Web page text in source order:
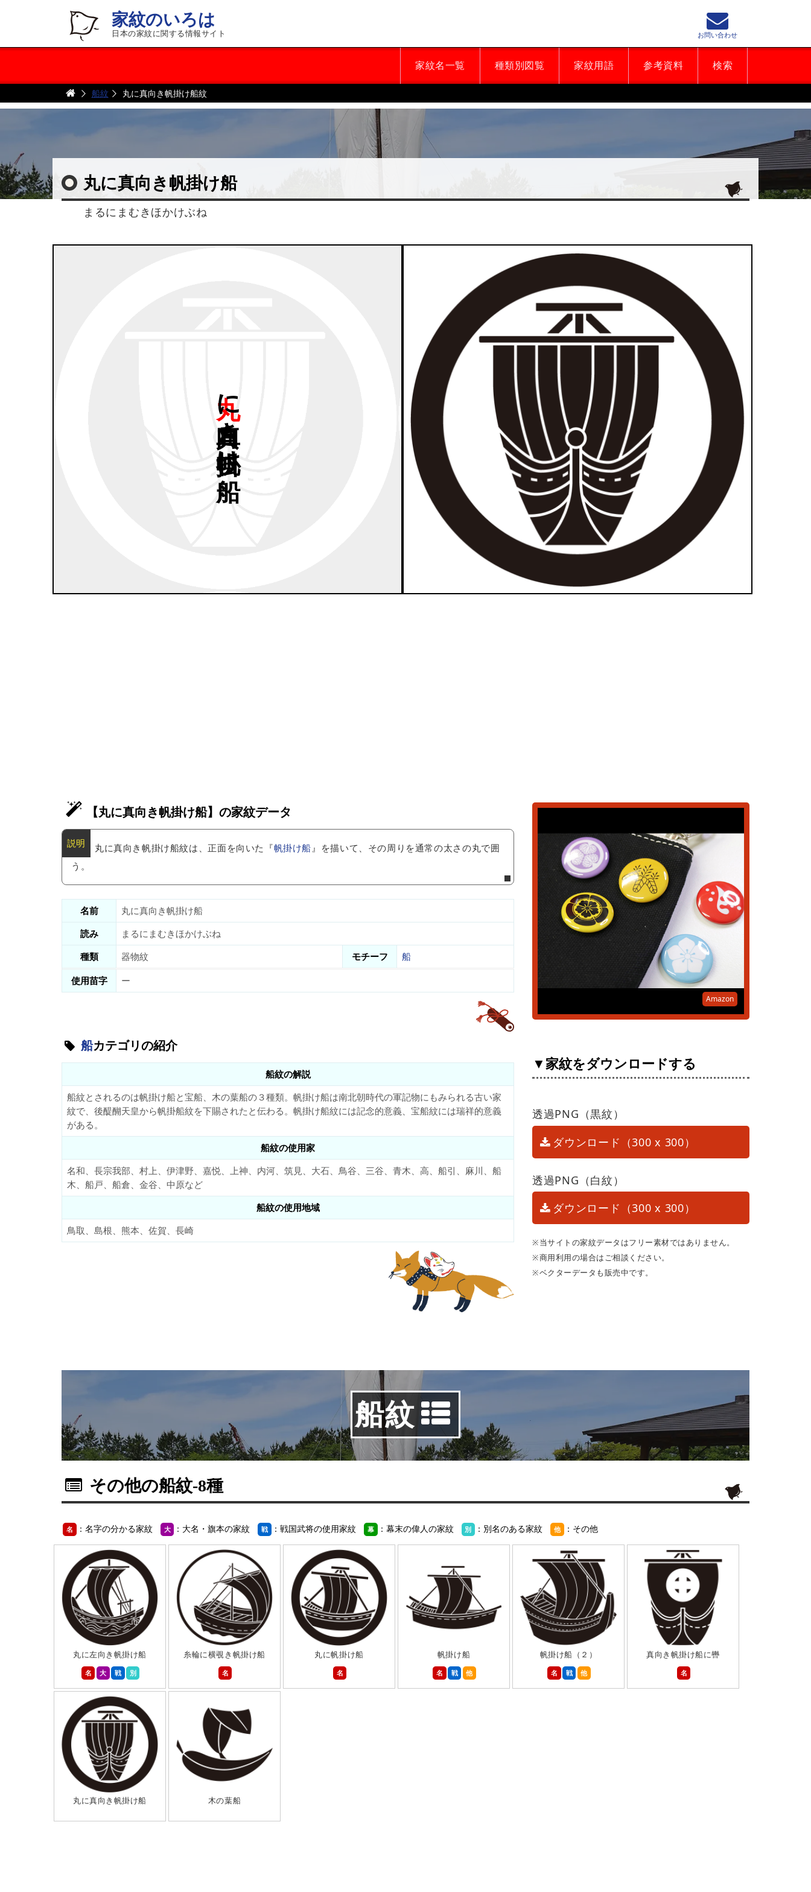
家紋のいろは
日本の家紋に関する情報サイト
家紋名一覧 種類別図覧 家紋用語 参考資料 検索
お問い合わせ
船紋 丸に真向き帆掛け船紋
丸に真向き帆掛け船
まるにまむきほかけぶね
船
【丸に真向き帆掛け船】の家紋データ
丸に真向き帆掛け船紋は、正面を向いた『帆掛け船』を描いて、その周りを通常の太さの丸で囲
う。
名前
丸に真向き帆掛け船
読み
まるにまむきほかけぶね
種類
器物紋 モチーフ
船
使用苗字
ー
船カテゴリの紹介
船紋の解説
船紋とされるのは帆掛け船と宝船、木の葉船の３種類。帆掛け船は南北朝時代の軍記物にもみられる古い家
紋で、後醍醐天皇から帆掛船紋を下賜されたと伝わる。帆掛け船紋には記念的意義、宝船紋には瑞祥的意義
がある。
船紋の使用家
名和、長宗我部、村上、伊津野、嘉悦、上神、内河、筑見、大石、鳥谷、三谷、青木、高、船引、麻川、船
木、船戸、船倉、金谷、中原など
船紋の使用地域
鳥取、島根、熊本、佐賀、長崎
Amazon
▼家紋をダウンロードする
透過PNG（黒紋）
ダウンロード（300 x 300）
透過PNG（白紋）
ダウンロード（300 x 300）
※当サイトの家紋データはフリー素材ではありません。
※商用利用の場合はご相談ください。
※ベクターデータも販売中です。
船紋
その他の船紋-8種
名 ：名字の分かる家紋 大 ：大名・旗本の家紋 戦 ：戦国武将の使用家紋 幕 ：幕末の偉人の家紋 別 ：別名のある家紋 他 ：その他
丸に左向き帆掛け船
名
大 戦 別
糸輪に横覗き帆掛け船
名
丸に帆掛け船
名
帆掛け船
名
戦 他
帆掛け船（２）
名
戦 他
真向き帆掛け船に轡
名
丸に真向き帆掛け船 木の葉船